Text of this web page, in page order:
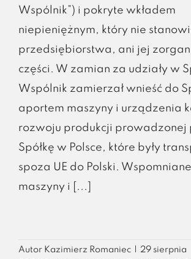
Wspólnik”) i pokryte wkładem
niepieniężnym, który nie
przedsiębiorstwa, ani jej
części. W zamian za udziały w
Wspólnik zamierzał wnieść do
aportem maszyny i urządzenia
rozwoju produkcji prowadzonej
Spółkę w Polsce, które były
spoza UE do Polski.
maszyny i [...]
Autor Kazimierz Romaniec
29 sierpnia